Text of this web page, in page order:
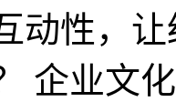
动性，
企业文